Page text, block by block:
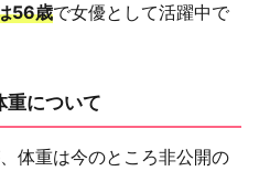
56歳で女優として活躍中で
重について
体重は今のところ非公開の